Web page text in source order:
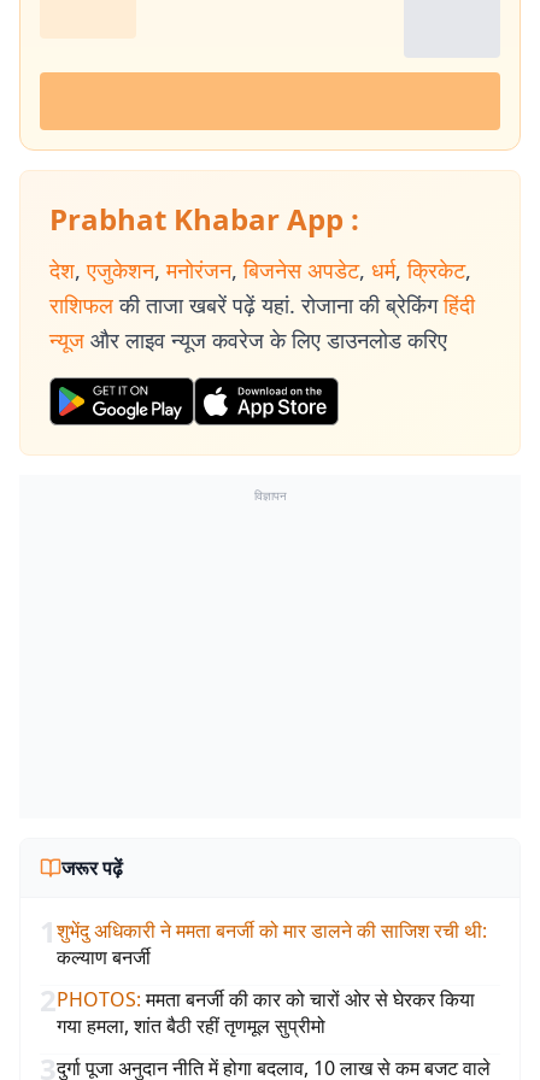
Prabhat Khabar App :
देश, एजुकेशन, मनोरंजन, बिजनेस अपडेट, धर्म, क्रिकेट,
राशिफल की ताजा खबरें पढ़ें यहां. रोजाना की ब्रेकिंग हिंदी
न्यूज और लाइव न्यूज कवरेज के लिए डाउनलोड करिए
विज्ञापन
जरूर पढ़ें
1शुभेंदु अधिकारी ने ममता बनर्जी को मार डालने की साजिश रची थी:
कल्याण बनर्जी
2PHOTOS: ममता बनर्जी की कार को चारों ओर से घेरकर किया
गया हमला, शांत बैठी रहीं तृणमूल सुप्रीमो
3दुर्गा पूजा अनुदान नीति में होगा बदलाव, 10 लाख से कम बजट वाले